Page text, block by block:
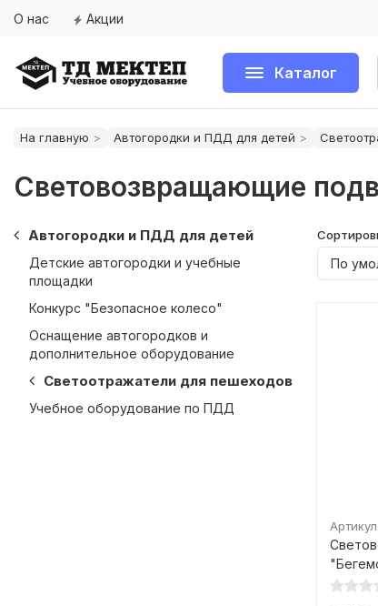
О нас Акции
Каталог
На главную Автогородки и ПДД для детей
Световозвращающие
Автогородки и ПДД для детей
Детские автогородки и учебные
площадки
Конкурс "Безопасное колесо"
Оснащение автогородков и
дополнительное оборудование
Светоотражатели для пешеходов
Учебное оборудование по ПДД